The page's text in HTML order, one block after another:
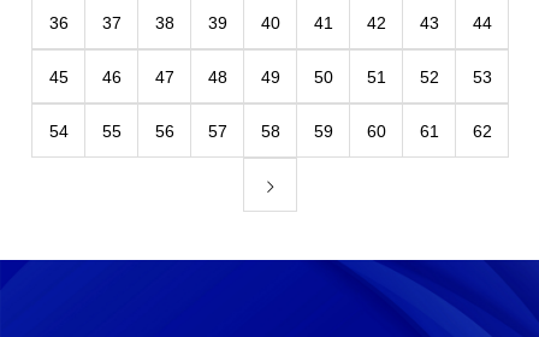
36 37 38 39 40 41 42 43 44
45 46 47 48 49 50 51 52 53
54 55 56 57 58 59 60 61 62